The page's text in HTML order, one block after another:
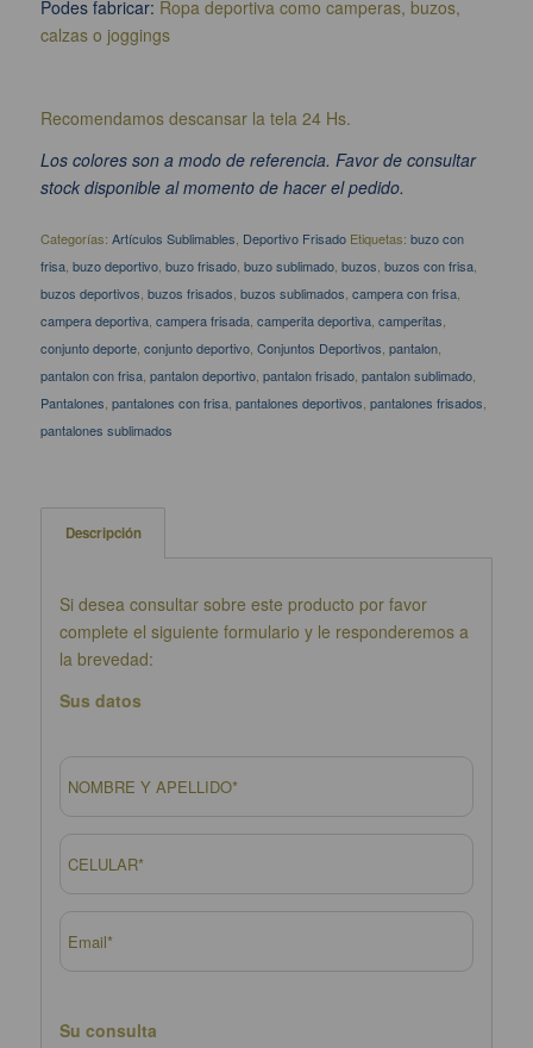
Podes fabricar: Ropa deportiva como camperas, buzos,
calzas o joggings
Recomendamos descansar la tela 24 Hs.
Los colores son a modo de referencia. Favor de consultar
stock disponible al momento de hacer el pedido.
Categorías: Artículos Sublimables Deportivo Frisado Etiquetas: buzo con
frisa, buzo deportivo, buzo frisado, buzo sublimado, buzos buzos con frisa,
buzos deportivos buzos frisados buzos sublimados campera con frisa,
campera deportiva, campera frisada, camperita deportiva, camperitas
conjunto deporte, conjunto deportivo, Conjuntos Deportivos pantalon,
pantalon con frisa, pantalon deportivo, pantalon frisado, pantalon sublimado,
Pantalones pantalones con frisa, pantalones deportivos pantalones frisados
pantalones sublimados
Descripción
Si desea consultar sobre este producto por favor
complete el siguiente formulario y le responderemos a
la brevedad:
Sus datos
Su consulta